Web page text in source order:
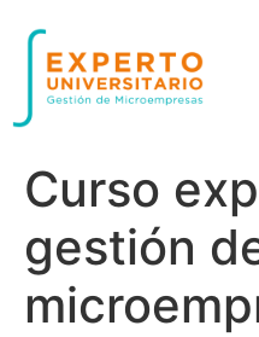
Curso
gestión